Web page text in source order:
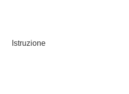
Istruzione